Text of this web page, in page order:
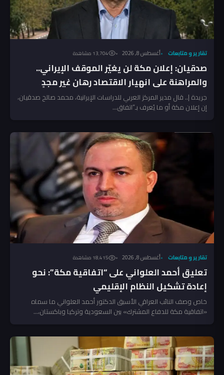
تقارير و متابعات أغسطس 8, 2026 13٬704 مشاهدة
صدقيان: إعلان مكة لن يغيّر الموقف الإيراني..
والمراهنة على انهيار الاقتصاد رهان غير مجدٍ
جريدة |.. قال مدير المركز العربي للدراسات الإيرانية، محمد صالح صدقيان،
إن إعلان مكة أو ما يُعرف بـ”اتفاق...
تقارير و متابعات أغسطس 8, 2026 18٬415 مشاهدة
تعليق أحمد العلواني على “اتفاقية مكة”: نحو
إعادة تشكيل النظام الإقليمي
خاص وصف النائب العراقي الأسبق الدكتور أحمد العلواني ما سماه
«اتفاقية مكة للدفاع المشترك» بين السعودية وتركيا وباكستان،...